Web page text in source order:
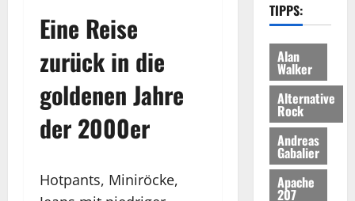
Eine Reise
zurück in die
goldenen Jahre
der 2000er
Hotpants, Miniröcke,
TIPPS:
Alan
Walker
Alternative
Rock
Andreas
Gabalier
Apache
207